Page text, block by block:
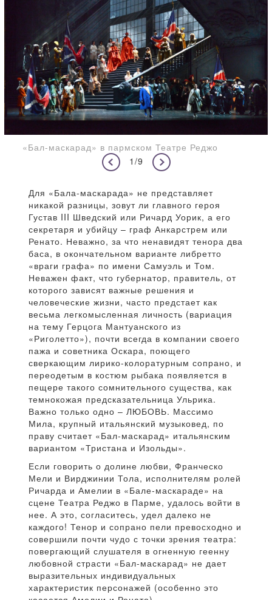
«Бал-маскарад» в пармском Театре Реджо
1/9
Для «Бала-маскарада» не представляет
никакой разницы, зовут ли главного героя
Густав III Шведский или Ричард Уорик, а его
секретаря и убийцу – граф Анкарстрем или
Ренато. Неважно, за что ненавидят тенора два
баса, в окончательном варианте либретто
«враги графа» по имени Самуэль и Том.
Неважен факт, что губернатор, правитель, от
которого зависят важные решения и
человеческие жизни, часто предстает как
весьма легкомысленная личность (вариация
на тему Герцога Мантуанского из
«Риголетто»), почти всегда в компании своего
пажа и советника Оскара, поющего
сверкающим лирико-колоратурным сопрано, и
переодетым в костюм рыбака появляется в
пещере такого сомнительного существа, как
темнокожая предсказательница Ульрика.
Важно только одно – ЛЮБОВЬ. Массимо
Мила, крупный итальянский музыковед, по
праву считает «Бал-маскарад» итальянским
вариантом «Тристана и Изольды».
Если говорить о долине любви, Франческо
Мели и Вирджинии Тола, исполнителям ролей
Ричарда и Амелии в «Бале-маскараде» на
сцене Театра Реджо в Парме, удалось войти в
нее. А это, согласитесь, удел далеко не
каждого! Тенор и сопрано пели превосходно и
совершили почти чудо с точки зрения театра:
повергающий слушателя в огненную геенну
любовной страсти «Бал-маскарад» не дает
выразительных индивидуальных
характеристик персонажей (особенно это